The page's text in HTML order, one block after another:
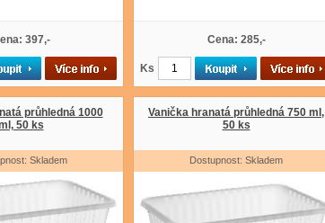
397,- Cena: 285,-
Ks
průhledná 1000
50 ks
Skladem
Vanička hranatá průhledná 750 ml,
50 ks
Dostupnost: Skladem